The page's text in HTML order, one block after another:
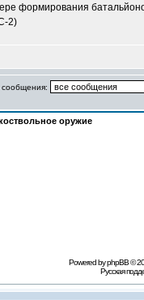
формирования
2)
сообщения:
оружие
Powered by phpBB ©
Русская